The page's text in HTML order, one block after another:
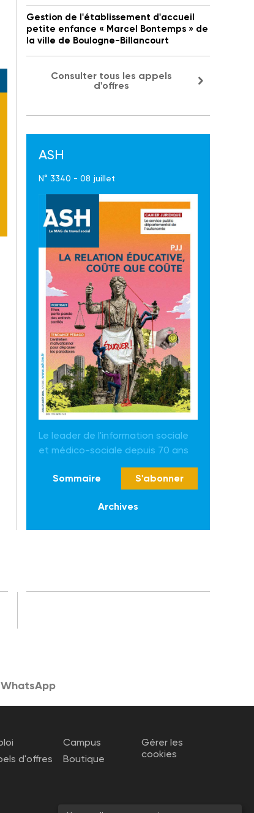
Gestion de l'établissement d'accueil
petite enfance « Marcel Bontemps » de
la ville de Boulogne-Billancourt
Consulter tous les appels
d'offres
ASH
N° 3340 - 08 juillet
Le leader de l'information sociale
et médico-sociale depuis 70 ans
Sommaire S'abonner
Archives
WhatsApp
d'offres
Campus
Boutique
Gérer les
cookies